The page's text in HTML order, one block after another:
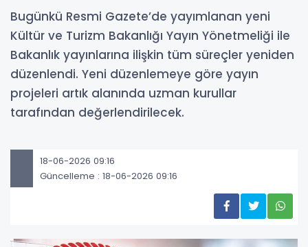
Bugünkü Resmi Gazete’de yayımlanan yeni
Kültür ve Turizm Bakanlığı Yayın Yönetmeliği ile
Bakanlık yayınlarına ilişkin tüm süreçler yeniden
düzenlendi. Yeni düzenlemeye göre yayın
projeleri artık alanında uzman kurullar
tarafından değerlendirilecek.
18-06-2026 09:16
Güncelleme : 18-06-2026 09:16